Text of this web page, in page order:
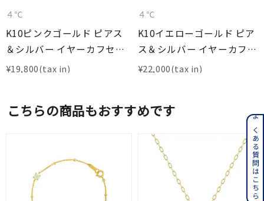
４℃
K10ピンクゴールド ピアス
＆シルバー イヤーカフセッ
ト
¥19,800
４℃
K10イエローゴールド ピア
ス＆シルバー イヤーカフセ
ット
¥22,000
こちらの商品もおすすめです
よくある質問はこちら